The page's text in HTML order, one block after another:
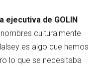
ejecutiva de GOLIN
culturalmente
es algo que hemos
lo que se necesitaba